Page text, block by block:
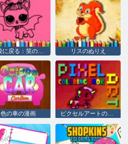
学校に戻る：笑の塗り絵 リスのぬりえ
色の車の漫画 ピクセルアートの塗り絵